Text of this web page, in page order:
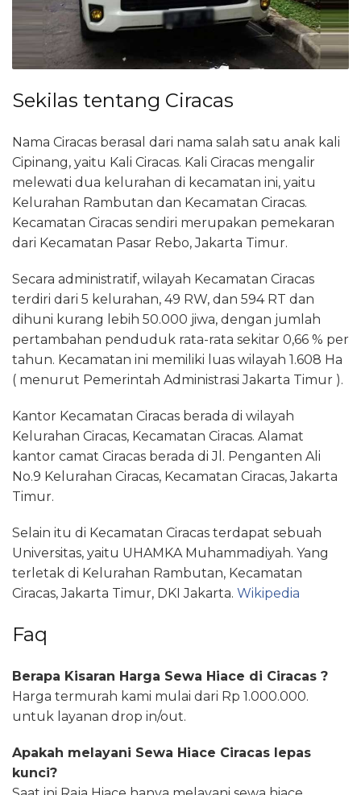
Sekilas tentang Ciracas
Nama Ciracas berasal dari nama salah satu anak kali
Cipinang, yaitu Kali Ciracas. Kali Ciracas mengalir
melewati dua kelurahan di kecamatan ini, yaitu
Kelurahan Rambutan dan Kecamatan Ciracas.
Kecamatan Ciracas sendiri merupakan pemekaran
dari Kecamatan Pasar Rebo, Jakarta Timur.
Secara administratif, wilayah Kecamatan Ciracas
terdiri dari 5 kelurahan, 49 RW, dan 594 RT dan
dihuni kurang lebih 50.000 jiwa, dengan jumlah
pertambahan penduduk rata-rata sekitar 0,66 % per
tahun. Kecamatan ini memiliki luas wilayah 1.608 Ha
( menurut Pemerintah Administrasi Jakarta Timur ).
Kantor Kecamatan Ciracas berada di wilayah
Kelurahan Ciracas, Kecamatan Ciracas. Alamat
kantor camat Ciracas berada di Jl. Penganten Ali
No.9 Kelurahan Ciracas, Kecamatan Ciracas, Jakarta
Timur.
Selain itu di Kecamatan Ciracas terdapat sebuah
Universitas, yaitu UHAMKA Muhammadiyah. Yang
terletak di Kelurahan Rambutan, Kecamatan
Ciracas, Jakarta Timur, DKI Jakarta. Wikipedia
Faq
Berapa Kisaran Harga Sewa Hiace di Ciracas ?
Harga termurah kami mulai dari Rp 1.000.000.
untuk layanan drop in/out.
Apakah melayani Sewa Hiace Ciracas lepas
kunci?